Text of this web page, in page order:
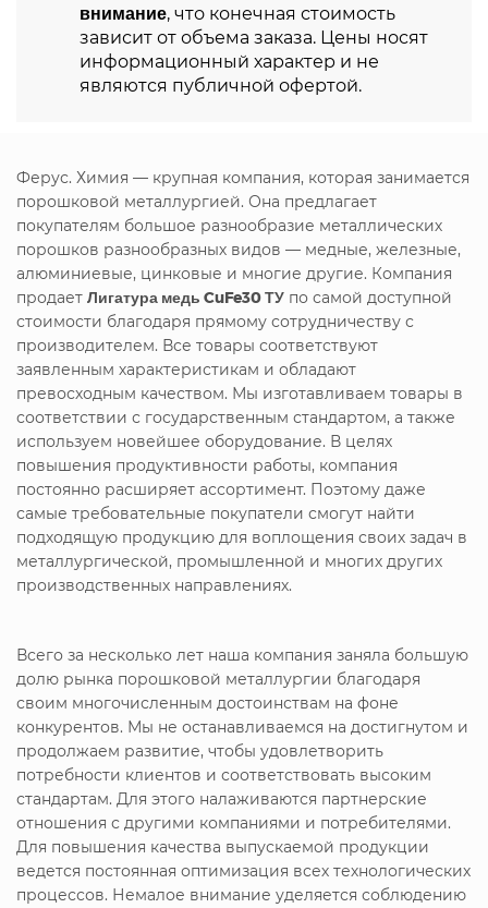
внимание, что конечная стоимость
зависит от объема заказа. Цены носят
информационный характер и не
являются публичной офертой.
Ферус. Химия — крупная компания, которая занимается
порошковой металлургией. Она предлагает
покупателям большое разнообразие металлических
порошков разнообразных видов — медные, железные,
алюминиевые, цинковые и многие другие. Компания
продает Лигатура медь CuFe30 ТУ по самой доступной
стоимости благодаря прямому сотрудничеству с
производителем. Все товары соответствуют
заявленным характеристикам и обладают
превосходным качеством. Мы изготавливаем товары в
соответствии с государственным стандартом, а также
используем новейшее оборудование. В целях
повышения продуктивности работы, компания
постоянно расширяет ассортимент. Поэтому даже
самые требовательные покупатели смогут найти
подходящую продукцию для воплощения своих задач в
металлургической, промышленной и многих других
производственных направлениях.
Всего за несколько лет наша компания заняла большую
долю рынка порошковой металлургии благодаря
своим многочисленным достоинствам на фоне
конкурентов. Мы не останавливаемся на достигнутом и
продолжаем развитие, чтобы удовлетворить
потребности клиентов и соответствовать высоким
стандартам. Для этого налаживаются партнерские
отношения с другими компаниями и потребителями.
Для повышения качества выпускаемой продукции
ведется постоянная оптимизация всех технологических
процессов. Немалое внимание уделяется соблюдению